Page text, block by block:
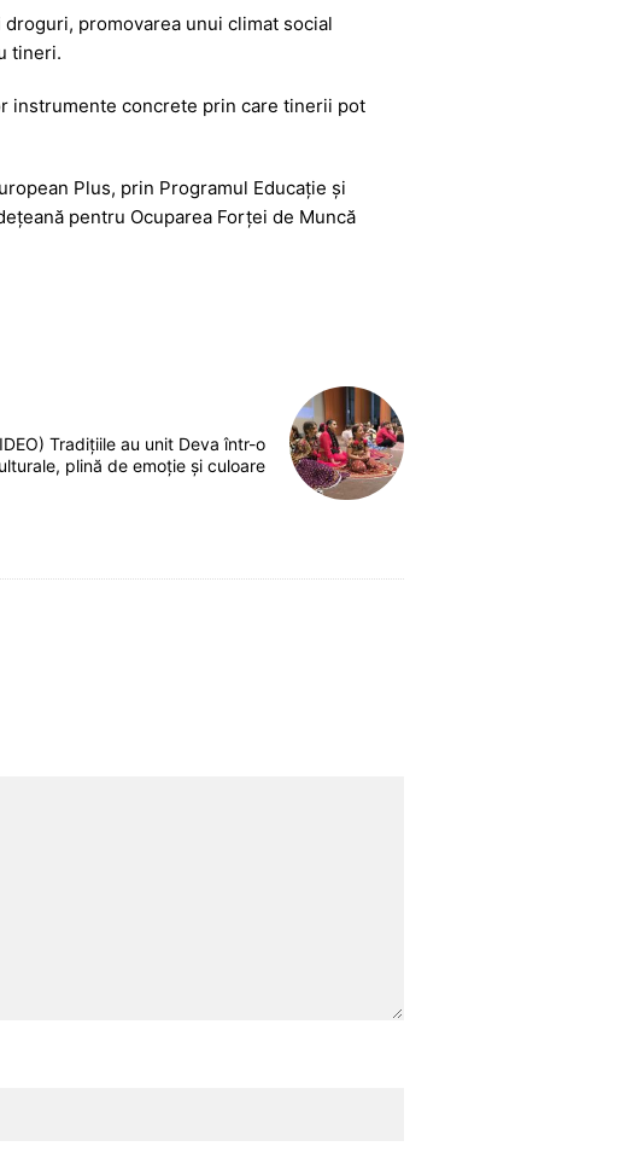
promovarea unui climat social
tineri.
instrumente concrete prin care tinerii pot
Plus, prin Programul Educație și
pentru Ocuparea Forței de Muncă
Tradițiile au unit Deva într-o
plină de emoție și culoare